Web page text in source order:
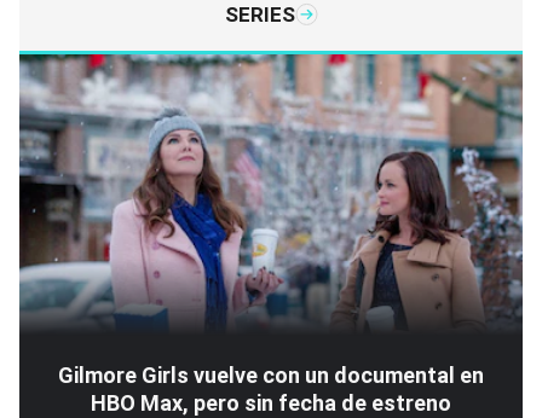
SERIES
Gilmore Girls vuelve con un documental en
HBO Max, pero sin fecha de estreno